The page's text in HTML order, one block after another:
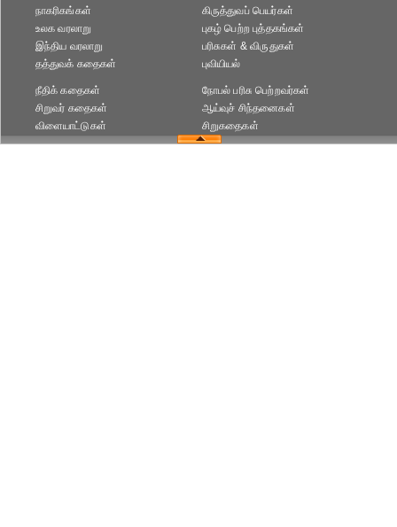
நாகரிகங்கள்
கிருத்துவப் பெயர்கள்
உலக வரலாறு
இந்திய வரலாறு
தத்துவக் கதைகள்
புகழ் பெற்ற புத்தகங்கள்
பரிசுகள் & விருதுகள்
புவியியல்
நீதிக் கதைகள்
சிறுவர் கதைகள்
விளையாட்டுகள்
நோபல் பரிசு‎ பெற்றவர்‎கள்
ஆய்வுச் சிந்தனைகள்
சிறுகதைகள்